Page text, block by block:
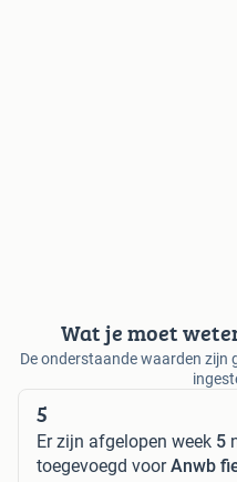
Wat je moet
De onderstaande waarden zijn
5
Er zijn afgelopen week 5
toegevoegd voorAnwb